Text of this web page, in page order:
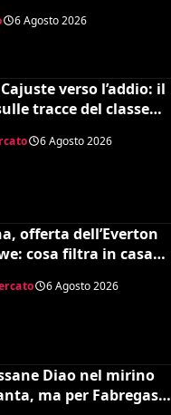
6 Agosto 2026
verso l’addio: il
tracce del classe
6 Agosto 2026
offerta dell’Everton
cosa filtra in casa
6 Agosto 2026
Diao nel mirino
ma per Fabregas